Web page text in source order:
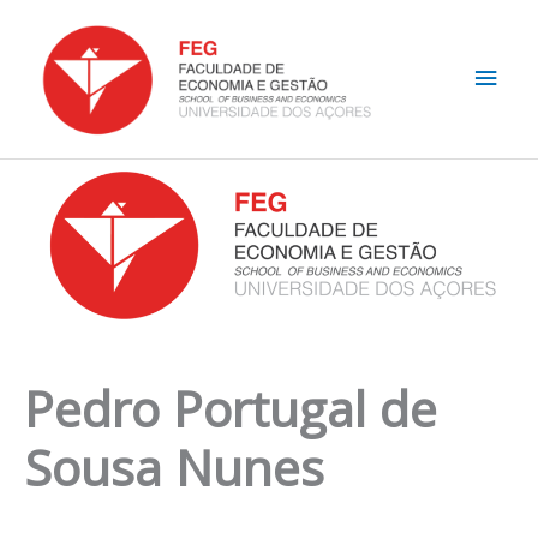
content
Pedro Portugal de
Sousa Nunes